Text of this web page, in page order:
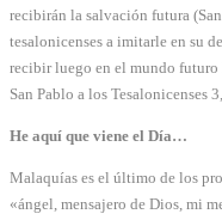
recibirán la salvación futura
tesalonicenses a imitarle en su
recibir luego en el mundo futuro
San Pablo a los Tesalonicenses
He aquí que viene el Día…
Malaquías es el último de los
«ángel, mensajero de Dios, mi